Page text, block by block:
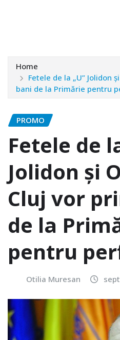
Home
Fetele de la „U” Jolidon
bani de la Primărie pentru
PROMO
Fetele de
Jolidon şi
Cluj vor
de la
pentru
Otilia Muresan